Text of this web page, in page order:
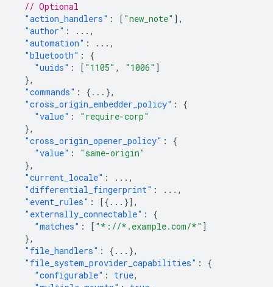
// Optional
"action_handlers" : [ "new_note" ],
"author" : ... ,
"automation" : ... ,
"bluetooth" :
{
"uuids" : [ "1105" , "1006" ]
},
"commands" : { ... },
"cross_origin_embedder_policy" :
{
"value" :
"require-corp"
},
"cross_origin_opener_policy" :
{
"value" :
"same-origin"
},
"current_locale" : ... ,
"differential_fingerprint" : ... ,
"event_rules" : [{ ... }],
"externally_connectable" :
{
"matches" : [ "*://*.example.com/*" ]
},
"file_handlers" : { ... },
"file_system_provider_capabilities" :
{
"configurable" : true,